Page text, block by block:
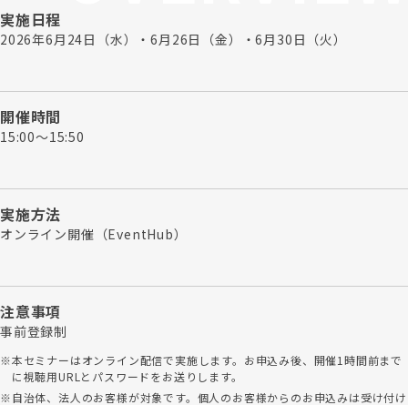
実施日程
2026年6月24日（水）・6月26日（金）・6月30日（火）
開催時間
15:00～15:50
実施方法
オンライン開催（EventHub）
注意事項
事前登録制
本セミナーはオンライン配信で実施します。お申込み後、開催1時間前まで
に視聴用URLとパスワードをお送りします。
自治体、法人のお客様が対象です。個人のお客様からのお申込みは受け付け